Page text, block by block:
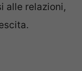
alle relazioni,